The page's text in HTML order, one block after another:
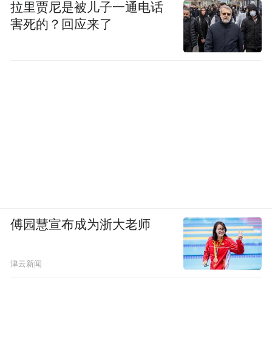
来源：宁波商务
“特别声明：以上作品内容(包括在内的视频、图片或音
拉里贾尼是被儿子一通电话
害死的？回应来了
傅园慧宣布成为浙大老师
津云新闻